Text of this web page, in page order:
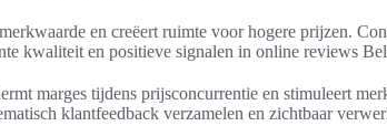
en creëert ruimte voor hogere prijzen.
kwaliteit en positieve signalen in online reviews
marges tijdens prijsconcurrentie en stimuleert
klantfeedback verzamelen en zichtbaar